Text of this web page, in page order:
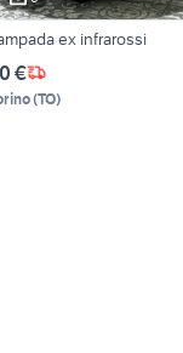
ex infrarossi
€
(TO)